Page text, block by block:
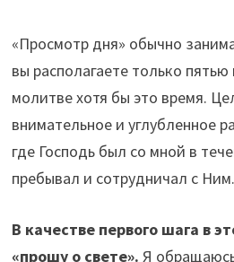
«Просмотр дня» обычно
вы располагаете только
молитве хотя бы это время.
внимательное и углубленное
где Господь был со мной в
пребывал и сотрудничал с Ним.
В качестве первого шага в
«прошу о свете». Я